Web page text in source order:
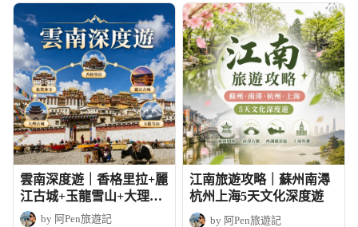
雲南深度遊｜香格里拉+麗
江古城+玉龍雪山+大理古
城+松贊林寺
by 阿Pen旅遊記
江南旅遊攻略｜蘇州南潯
杭州上海5天文化深度遊
by 阿Pen旅遊記